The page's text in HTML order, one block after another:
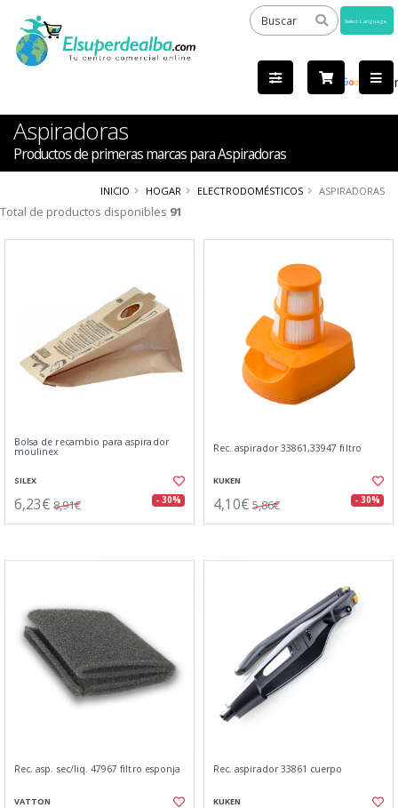
by
Aspiradoras
Productos de primeras marcas para Aspiradoras
INICIO HOGAR ELECTRODOMÉSTICOS ASPIRADORAS
Total de productos disponibles 91
Bolsa de recambio para aspirador
moulinex
SILEX
6,23€ 8,91€ - 30%
Rec. aspirador 33861,33947 filtro
KUKEN
4,10€ 5,86€ - 30%
Rec. asp. sec/liq. 47967 filtro esponja
VATTON
Rec. aspirador 33861 cuerpo
KUKEN